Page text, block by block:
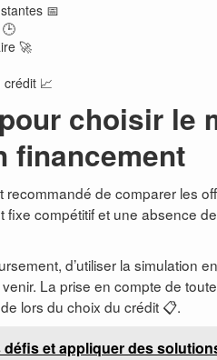
📅
🚀
📈
choisir le
financement
de comparer les
compétitif et une absence
d’utiliser la simulation
La prise en compte de
lors du choix du crédit 📋.
et appliquer des